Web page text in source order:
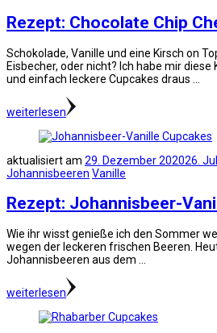
Rezept: Chocolate Chip
Schokolade, Vanille und eine Kirsch on
Eisbecher, oder nicht? Ich habe mir
und einfach leckere Cupcakes draus …
weiterlesen
aktualisiert am 29. Dezember 202026.
Johannisbeeren Vanille
Rezept: Johannisbeer-
Wie ihr wisst genieße ich den Sommer
wegen der leckeren frischen Beeren.
Johannisbeeren aus dem …
weiterlesen